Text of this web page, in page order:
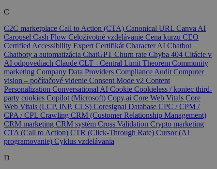
C
C2C marketplace Call to Action (CTA) Canonical URL Canva AI
Carousel Cash Flow Celoživotné vzdelávanie Cena kurzu CEO
Certified Accessibility Expert Certifikát Character AI Chatbot
Chatboty a automatizácia ChatGPT Churn rate Chyba 404 Citácie v
AI odpovediach Claude CLT - Central Limit Theorem Community
marketing Company Data Providers Compliance Audit Computer
vision – počítačové videnie Consent Mode v2 Content
Personalization Conversational AI Cookie Cookieless / koniec third-
party cookies Copilot (Microsoft) Copy.ai Core Web Vitals Core
Web Vitals (LCP, INP, CLS) Coresignal Database CPC / CPM /
CPA / CPL Crawling CRM (Customer Relationship Management)
CRM marketing CRM systém Cross Validation Crypto marketing
CTA (Call to Action) CTR (Click-Through Rate) Cursor (AI
programovanie) Cyklus vzdelávania
D